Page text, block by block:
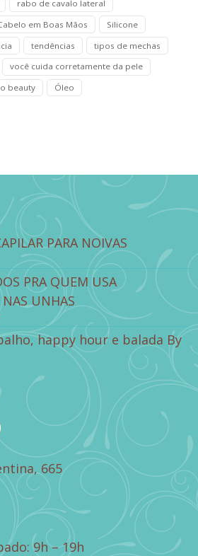
rabo de cavalo lateral
em Boas Mãos
Silicone
tendências
tipos de mechas
você cuida corretamente da pele
beauty
Óleo
PARA NOIVAS
PRA QUEM USA
UNHAS
happy hour e balada By
665
9h – 19h